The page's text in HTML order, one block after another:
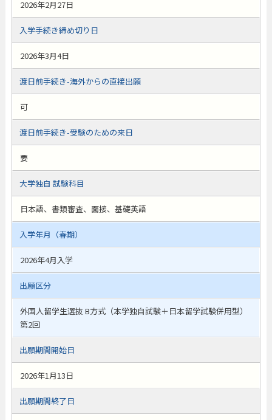
2026年2月27日
入学手続き締め切り日
2026年3月4日
渡日前手続き-海外からの直接出願
可
渡日前手続き-受験のための来日
要
大学独自 試験科目
日本語、書類審査、面接、基礎英語
入学年月（春期）
2026年4月入学
出願区分
外国人留学生選抜 B方式（本学独自試験＋日本留学試験併用型）
第2回
出願期間開始日
2026年1月13日
出願期間終了日